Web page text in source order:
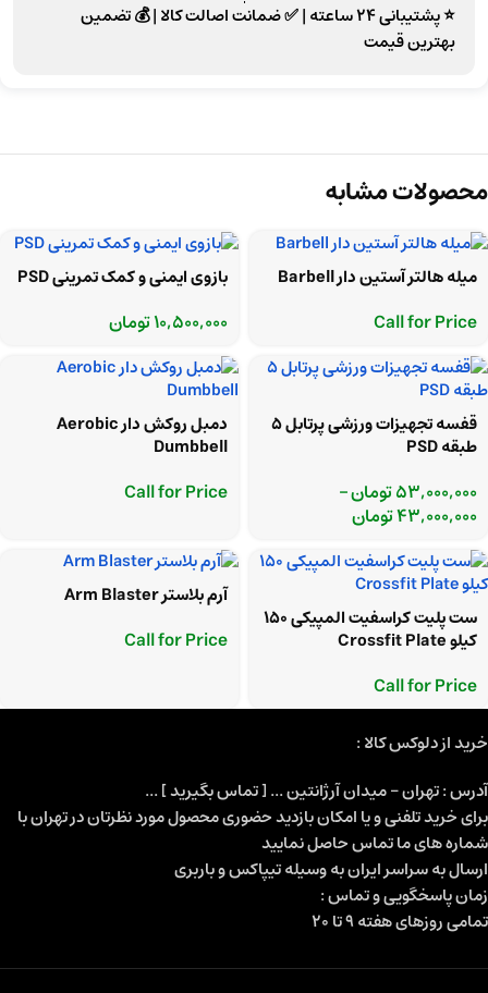
⭐ پشتیبانی 24 ساعته
|✅ ضمانت اصالت کالا|💰 تضمین
بهترین قیمت
محصولات مشابه
میله هالتر آستین دار Barbell
Call for Price
بازوی ایمنی و کمک تمرینی PSD
10,500,000تومان
قفسه تجهیزات ورزشی پرتابل 5
طبقه PSD
53,000,000تومان–
43,000,000تومان
دمبل روکش دار Aerobic
Dumbbell
Call for Price
ست پلیت کراسفیت المپیکی 150
کیلو Crossfit Plate
Call for Price
آرم بلاستر Arm Blaster
Call for Price
خرید از دلوکس کالا :
آدرس : تهران - میدان آرژانتین ... [ تماس بگیرید ] ...
برای خرید تلفنی و یا امکان بازدید حضوری محصول مورد نظرتان در تهران با
شماره های ما تماس حاصل نمایید
ارسال به سراسر ایران به وسیله تیپاکس و باربری
زمان پاسخگویی و تماس :
تمامی روزهای هفته 9 تا 20